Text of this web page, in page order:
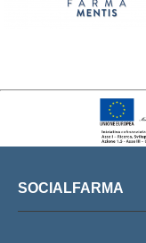
SOCIALFARMA